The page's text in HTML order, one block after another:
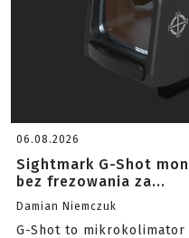
06.08.2026
Sightmark G-Shot
bez frezowania za...
Damian Niemczuk
G-Shot to